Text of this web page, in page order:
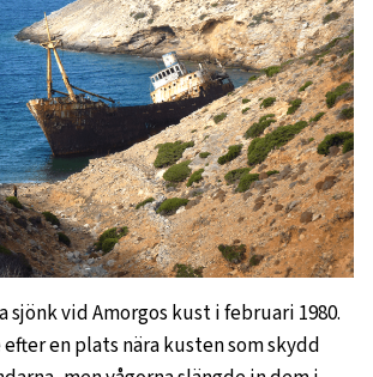
vid Amorgos kust i februari 1980.
en plats nära kusten som skydd